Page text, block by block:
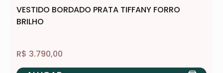
VESTIDO BORDADO PRATA TIFFANY FORRO
BRILHO
R$ 3.790,00